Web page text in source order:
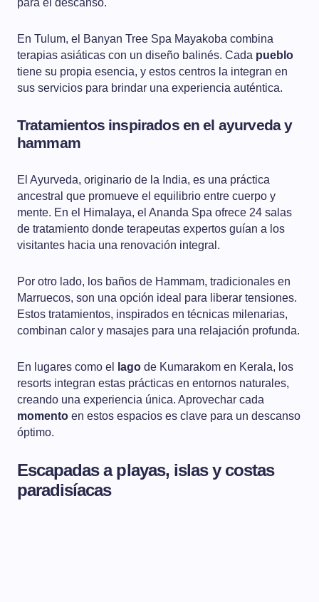
para el descanso.
En Tulum, el Banyan Tree Spa Mayakoba combina
terapias asiáticas con un diseño balinés. Cada pueblo
tiene su propia esencia, y estos centros la integran en
sus servicios para brindar una experiencia auténtica.
Tratamientos inspirados en el ayurveda y
hammam
El Ayurveda, originario de la India, es una práctica
ancestral que promueve el equilibrio entre cuerpo y
mente. En el Himalaya, el Ananda Spa ofrece 24 salas
de tratamiento donde terapeutas expertos guían a los
visitantes hacia una renovación integral.
Por otro lado, los baños de Hammam, tradicionales en
Marruecos, son una opción ideal para liberar tensiones.
Estos tratamientos, inspirados en técnicas milenarias,
combinan calor y masajes para una relajación profunda.
En lugares como el lago de Kumarakom en Kerala, los
resorts integran estas prácticas en entornos naturales,
creando una experiencia única. Aprovechar cada
momento en estos espacios es clave para un descanso
óptimo.
Escapadas a playas, islas y costas
paradisíacas